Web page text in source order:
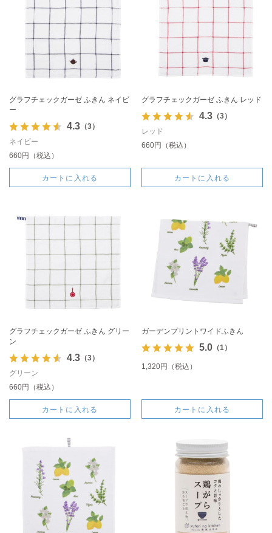
グラフチェックガーゼ ふきん ネイビ
ー
4.3（3）
ネイビー
660円（税込）
カートに入れる
グラフチェックガーゼ ふきん レッド
4.3（3）
レッド
660円（税込）
カートに入れる
グラフチェックガーゼ ふきん グリー
ン
4.3（3）
グリーン
660円（税込）
カートに入れる
ガーデンプリントワイドふきん
5.0（1）
1,320円（税込）
カートに入れる